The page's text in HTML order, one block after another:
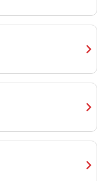
chevron_right
chevron_right
chevron_right